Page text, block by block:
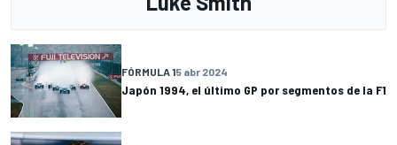
FÓRMULA 15 abr 2024
Japón 1994, el último GP por segmentos de la F1